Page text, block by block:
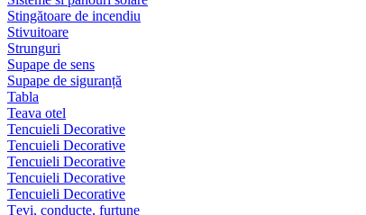
Stingătoare de incendiu
Stivuitoare
Strunguri
Supape de sens
Supape de siguranță
Tabla
Teava otel
Tencuieli Decorative
Tencuieli Decorative
Tencuieli Decorative
Tencuieli Decorative
Tencuieli Decorative
Țevi, conducte, furtune